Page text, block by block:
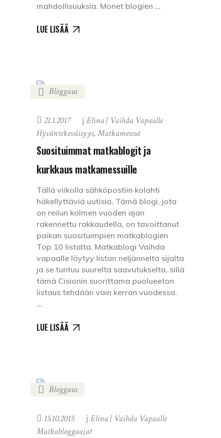
mahdollisuuksia. Monet blogien
LUE LISÄÄ
Bloggaus
21.1.2017
Elina | Vaihda Vapaalle
Hyväntekeväisyys,Matkamessut
Suosituimmat matkablogit ja
kurkkaus matkamessuille
Tällä viikolla sähköpostiin kolahti
häkellyttäviä uutisia. Tämä blogi, jota
on reilun kolmen vuoden ajan
rakennettu rakkaudella, on tavoittanut
paikan suosituimpien matkablogien
Top 10 listalta. Matkablogi Vaihda
vapaalle löytyy listan neljännelta sijalta
ja se tuntuu suurelta saavutukselta, sillä
tämä Cisionin suorittama puolueeton
listaus tehdään vain kerran vuodessa.
LUE LISÄÄ
Bloggaus
15.10.2015
Elina | Vaihda Vapaalle
Matkabloggaajat